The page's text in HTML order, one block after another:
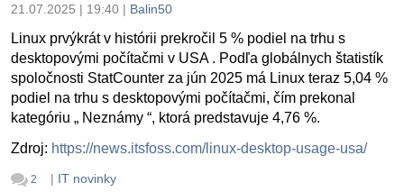
21.07.2025 | 19:40 | Balin50
Linux prvýkrát v histórii prekročil 5 % podiel na trhu s
desktopovými počítačmi v USA . Podľa globálnych štatistík
spoločnosti StatCounter za jún 2025 má Linux teraz 5,04 %
podiel na trhu s desktopovými počítačmi, čím prekonal
kategóriu „ Neznámy “, ktorá predstavuje 4,76 %.
Zdroj: https://news.itsfoss.com/linux-desktop-usage-usa/
2 | IT novinky